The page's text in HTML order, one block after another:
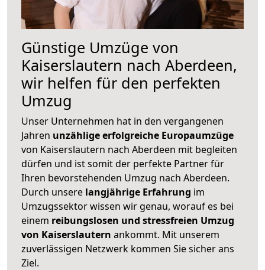
Günstige Umzüge von
Kaiserslautern nach Aberdeen,
wir helfen für den perfekten
Umzug
Unser Unternehmen hat in den vergangenen
Jahren unzählige erfolgreiche Europaumzüge
von Kaiserslautern nach Aberdeen mit begleiten
dürfen und ist somit der perfekte Partner für
Ihren bevorstehenden Umzug nach Aberdeen.
Durch unsere langjährige Erfahrung im
Umzugssektor wissen wir genau, worauf es bei
einem reibungslosen und stressfreien Umzug
von Kaiserslautern ankommt. Mit unserem
zuverlässigen Netzwerk kommen Sie sicher ans
Ziel.